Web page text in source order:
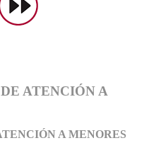
ATENCIÓN A
CIÓN A MENORES